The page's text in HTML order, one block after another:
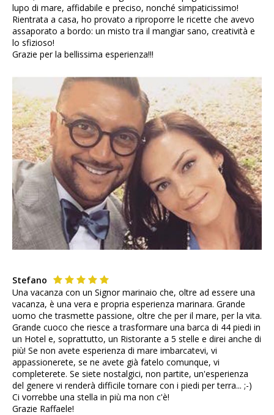
lupo di mare, affidabile e preciso, nonché simpaticissimo!
Rientrata a casa, ho provato a riproporre le ricette che avevo
assaporato a bordo: un misto tra il mangiar sano, creatività e
lo sfizioso!
Grazie per la bellissima esperienza!!!
Stefano
Una vacanza con un Signor marinaio che, oltre ad essere una
vacanza, è una vera e propria esperienza marinara. Grande
uomo che trasmette passione, oltre che per il mare, per la vita.
Grande cuoco che riesce a trasformare una barca di 44 piedi in
un Hotel e, soprattutto, un Ristorante a 5 stelle e direi anche di
più! Se non avete esperienza di mare imbarcatevi, vi
appassionerete, se ne avete già fatelo comunque, vi
completerete. Se siete nostalgici, non partite, un'esperienza
del genere vi renderà difficile tornare con i piedi per terra... ;-)
Ci vorrebbe una stella in più ma non c'è!
Grazie Raffaele!